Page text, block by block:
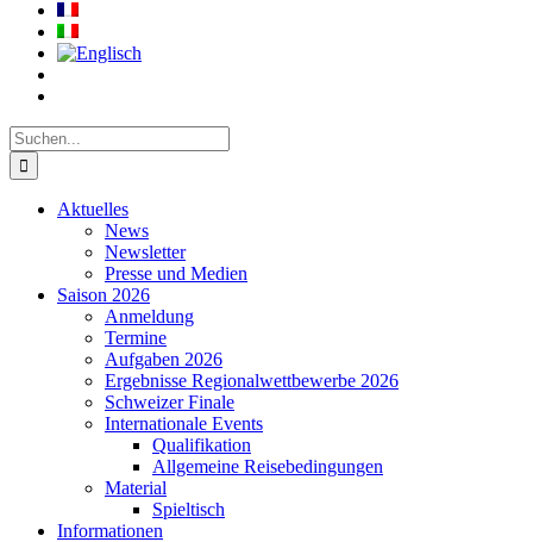
Suche
nach:
Aktuelles
News
Newsletter
Presse und Medien
Saison 2026
Anmeldung
Termine
Aufgaben 2026
Ergebnisse Regionalwettbewerbe 2026
Schweizer Finale
Internationale Events
Qualifikation
Allgemeine Reisebedingungen
Material
Spieltisch
Informationen